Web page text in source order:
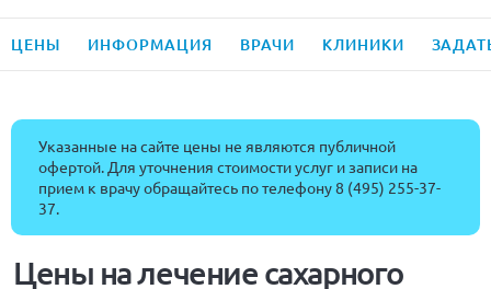
ЦЕНЫ ИНФОРМАЦИЯ ВРАЧИ КЛИНИКИ
Указанные на сайте цены не являются публичной
офертой. Для уточнения стоимости услуг и записи на
прием к врачу обращайтесь по телефону8 (495) 255-37-
37.
Цены на лечение сахарного